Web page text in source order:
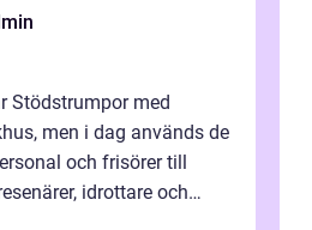
Stödstrumpor med
men i dag används de
och frisörer till
idrottare och